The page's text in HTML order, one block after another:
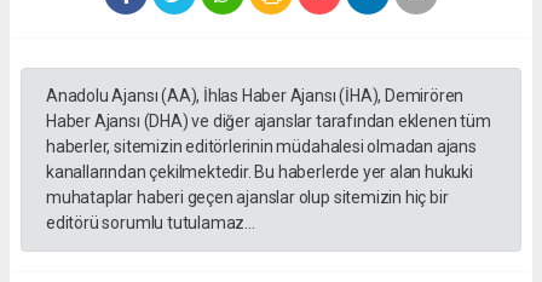
Anadolu Ajansı (AA), İhlas Haber Ajansı (İHA), Demirören
Haber Ajansı (DHA) ve diğer ajanslar tarafından eklenen tüm
haberler, sitemizin editörlerinin müdahalesi olmadan ajans
kanallarından çekilmektedir. Bu haberlerde yer alan hukuki
muhataplar haberi geçen ajanslar olup sitemizin hiç bir
editörü sorumlu tutulamaz...